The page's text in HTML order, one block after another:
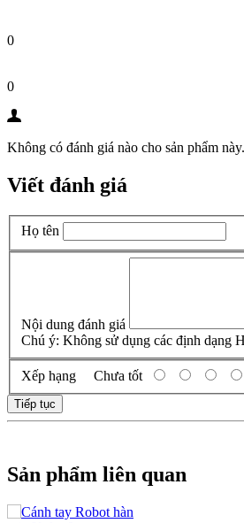
0
0
Không có đánh giá nào cho sản phẩm này.
Viết đánh giá
Họ tên
Nội dung đánh giá
Chú ý: Không sử dụng các định dạng
Xếp hạng Chưa tốt
Tiếp tục
Sản phẩm liên quan